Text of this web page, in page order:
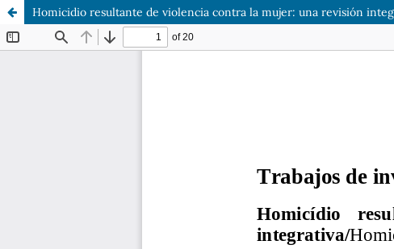
Homicidio resultante de violencia contra la mujer: una revisión